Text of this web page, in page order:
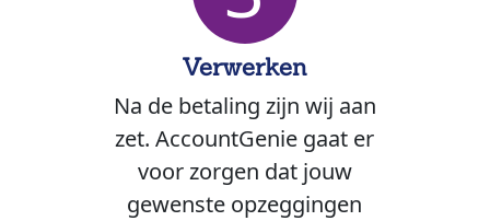
Verwerken
Na de betaling zijn wij aan
zet. AccountGenie gaat er
voor zorgen dat jouw
gewenste opzeggingen